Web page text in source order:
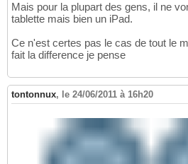
Mais pour la plupart des gens, il ne
tablette mais bien un iPad.
Ce n'est certes pas le cas de tout le
fait la difference je pense
tontonnux, le 24/06/2011 à 16h20